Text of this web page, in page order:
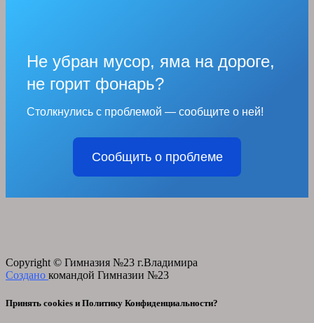
Не убран мусор, яма на дороге,
не горит фонарь?
Столкнулись с проблемой — сообщите о ней!
Сообщить о проблеме
Copyright © Гимназия №23 г.Владимира
Создано командой Гимназии №23
Принять cookies и Политику Конфиденциальности?